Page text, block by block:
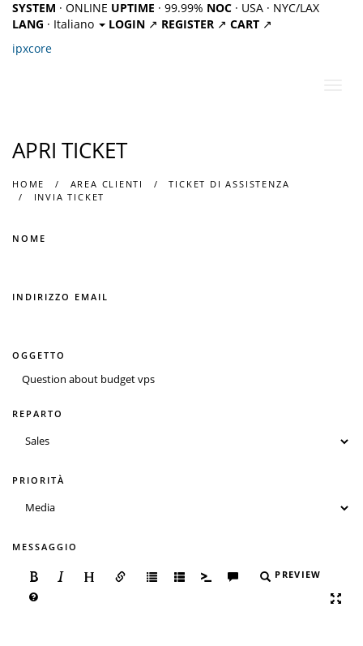
SYSTEM · ONLINE UPTIME · 99.99% NOC · USA · NYC/LAX
LANG · Italiano LOGIN ↗ REGISTER ↗ CART ↗
ipxcore
APRI TICKET
HOME AREA CLIENTI
TICKET DI ASSISTENZA
INVIA TICKET
NOME
INDIRIZZO EMAIL
OGGETTO
REPARTO
PRIORITÀ
MESSAGGIO
PREVIEW